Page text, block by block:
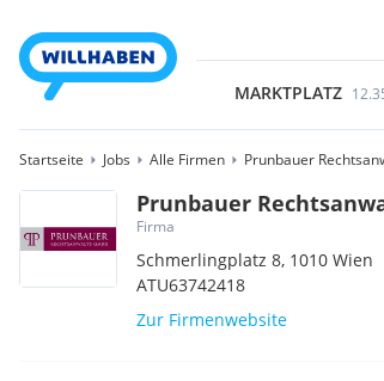
MARKTPLATZ
Startseite Jobs Alle Firmen Prunbauer
Prunbauer
Firma
Schmerlingplatz 8, 1010Wien
ATU63742418
Zur Firmenwebsite